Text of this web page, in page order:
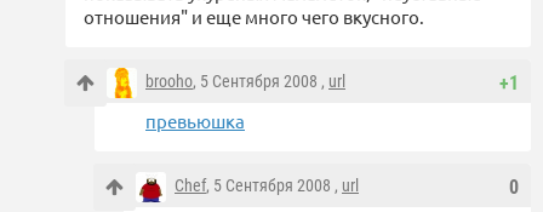
отношения" и еще много чего вкусного.
+1
brooho, 5 Сентября 2008 , url
превьюшка
0
Chef, 5 Сентября 2008 , url